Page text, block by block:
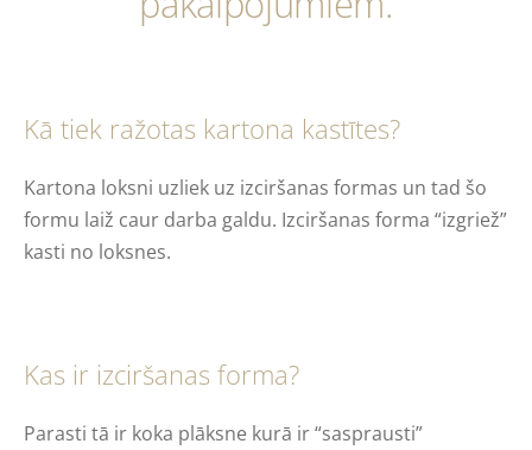
Kā tiek ražotas kartona kastītes?
Kartona loksni uzliek uz izciršanas formas un tad šo
formu laiž caur darba galdu. Izciršanas forma “izgriež”
kasti no loksnes.
Kas ir izciršanas forma?
Parasti tā ir koka plāksne kurā ir “sasprausti”